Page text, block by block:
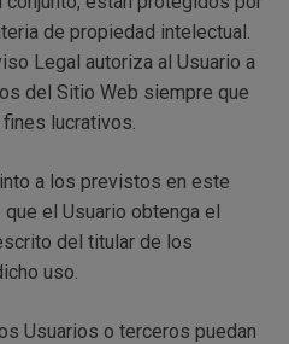
de propiedad intelectual.
Legal autoriza al Usuario a
del Sitio Web siempre que
lucrativos.
a los previstos en este
el Usuario obtenga el
del titular de los
uso.
Usuarios o terceros puedan